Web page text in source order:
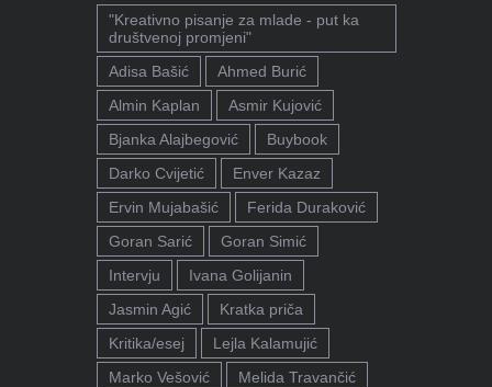
"Kreativno pisanje za mlade - put ka
društvenoj promjeni"
Adisa Bašić
Ahmed Burić
Almin Kaplan
Asmir Kujović
Bjanka Alajbegović
Buybook
Darko Cvijetić
Enver Kazaz
Ervin Mujabašić
Ferida Duraković
Goran Sarić
Goran Simić
Intervju
Ivana Golijanin
Jasmin Agić
Kratka priča
Kritika/esej
Lejla Kalamujić
Marko Vešović
Melida Travančić